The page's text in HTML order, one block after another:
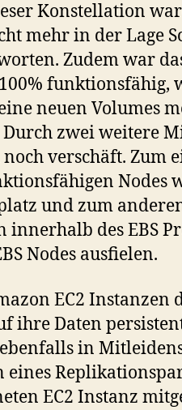
Konstellation
mehr in der Lage
Zudem war
funktionsfähig,
neuen Volumes
zwei weitere
verschäft. Zum
Nodes
und zum
innerhalb des EBS
Nodes ausfielen.
EC2 Instanzen
ihre Daten
in
eines
EC2 Instanz